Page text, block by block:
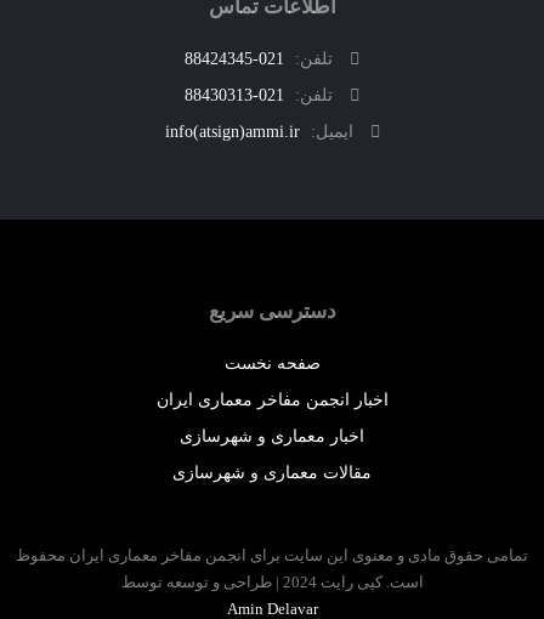
اطلاعات تماس
تلفن:
021-88424345
تلفن:
021-88430313
ایمیل:
info(atsign)ammi.ir
دسترسی سریع
صفحه نخست
اخبار انجمن مفاخر معماری ایران
اخبار معماری و شهرسازی
مقالات معماری و شهرسازی
حقوق مادی و معنوی این سایت برای انجمن مفاخر معماری ایران محفوظ
است. کپی رایت 2024 | طراحی و توسعه توسط
Amin Delavar